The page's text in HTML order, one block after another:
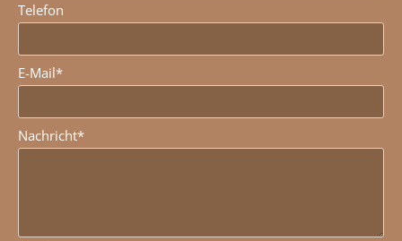
Telefon
E-Mail*
Nachricht*